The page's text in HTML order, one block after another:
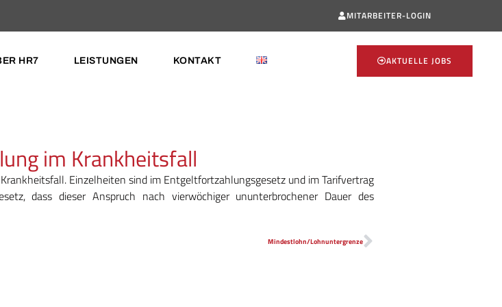
MITARBEITER-LOGIN
HR7 LEISTUNGEN KONTAKT AKTUELLE JOBS
im Krankheitsfall
Einzelheiten sind im Entgeltfortzahlungsgesetz und im Tarifvertrag
dass dieser Anspruch nach vierwöchiger ununterbrochener Dauer des
Mindestlohn/Lohnuntergrenze